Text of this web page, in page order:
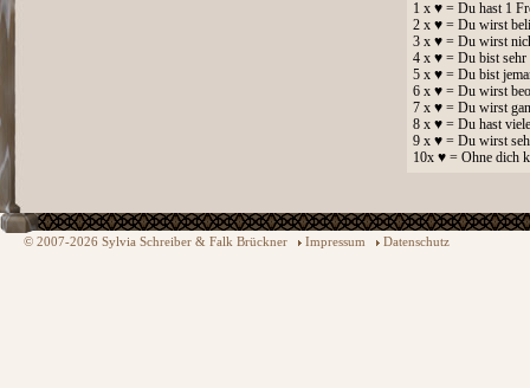
1 x ♥ = Du hast 1
2 x ♥ = Du wirst
3 x ♥ = Du wirst
4 x ♥ = Du bist sehr
5 x ♥ = Du bist
6 x ♥ = Du wirst
7 x ♥ = Du wirst
8 x ♥ = Du hast
9 x ♥ = Du wirst
10x ♥ = Ohne dich
© 2007-2026 Sylvia Schreiber & Falk Brückner Impressum Datenschutz